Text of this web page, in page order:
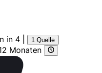
in 4 1 Quelle
Monaten